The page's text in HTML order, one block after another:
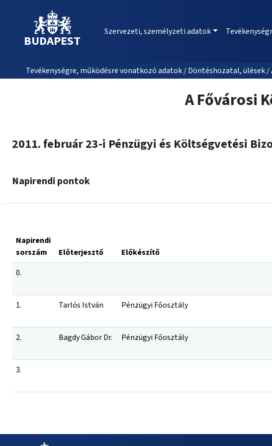
BUDAPEST
Szervezeti, személyzeti adatok
Tevékenységre, működésre vonatkozó adatok / Döntéshozatal, ülések
A Fővárosi
2011. február 23-i Pénzügyi és Költségvetési
Napirendi pontok
Napirendi
sorszám
Előterjesztő Előkészítő
0.
1.
Tarlós István Pénzügyi Főosztály
2.
Bagdy Gábor Dr. Pénzügyi Főosztály
3.